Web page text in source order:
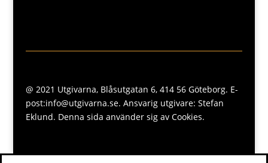
@ 2021 Utgivarna, Blåsutgatan 6, 414 56 Göteborg. E-
post:info@utgivarna.se. Ansvarig utgivare: Stefan
Eklund. Denna sida använder sig av Cookies.